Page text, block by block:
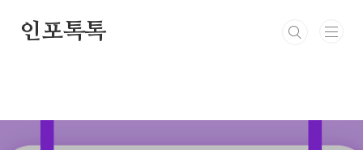
인포톡톡